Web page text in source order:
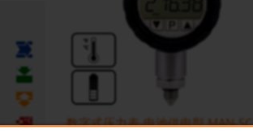
数字式压力表-电池供电型 MAN-SC